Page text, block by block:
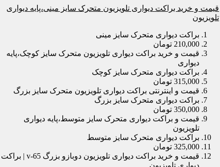
قیمت و خرید براکت دیواری تلویزیون متحرک سایز مینی،پایه دیواری
تلویزیون
براکت دیواری متحرک سایز مینی
210,000 تومان
قیمت و خرید براکت دیواری تلویزیون متحرک سایز کوچک،پایه
دیواری
براکت دیواری متحرک سایز کوچک
315,000 تومان
قیمت و اینترنتی براکت دیواری تلویزیون متحرک سایز بزرگ
براکت دیواری متحرک سایز بزرگ
350,000 تومان
قیمت و براکت دیواری متحرک سایز متوسط،پایه دیواری
تلویزیون
براکت دیواری متحرک سایز متوسط
325,000 تومان
قیمت و خرید براکت دیواری تلویزیون دوبازو بزرگ v-65 | براکت